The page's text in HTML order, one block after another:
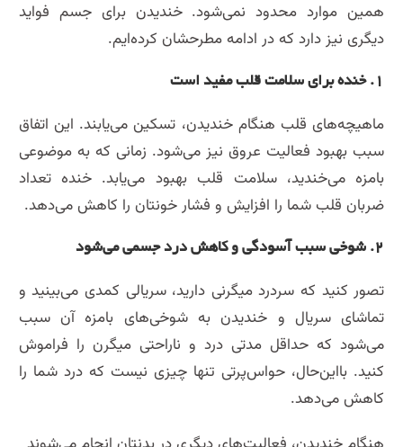
همین موارد محدود نمی‌شود. خندیدن برای جسم فواید
دیگری نیز دارد که در ادامه مطرحشان کرده‌ایم.
۱. خنده برای سلامت قلب مفید است
ماهیچه‌های قلب هنگام خندیدن، تسکین می‌یابند. این اتفاق
سبب بهبود فعالیت عروق نیز می‌شود. زمانی که به موضوعی
بامزه می‌خندید، سلامت قلب بهبود می‌یابد. خنده تعداد
ضربان قلب شما را افزایش و فشار خونتان را کاهش می‌دهد.
۲. شوخی سبب آسودگی و ک اهش درد جسمی می‌شود
تصور کنید که سردرد میگرنی دارید، سریالی کمدی می‌بینید و
تماشای سریال و خندیدن به شوخی‌های بامزه آن سبب
می‌شود که حداقل مدتی درد و ناراحتی میگرن را فراموش
کنید. بااین‌حال، حواس‌پرتی تنها چیزی نیست که درد شما را
کاهش می‌دهد.